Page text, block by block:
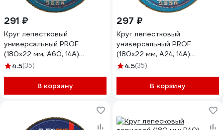
291 ₽
Круг лепестковый
универсальный PROF
(180х22 мм, А60, 14А)
Tsunami КЛТ1
4.5(35)
В корзину
297 ₽
Круг лепестковый
универсальный PROF
(180х22 мм, А24, 14А)
Tsunami КЛТ1
4.5(35)
В корзину